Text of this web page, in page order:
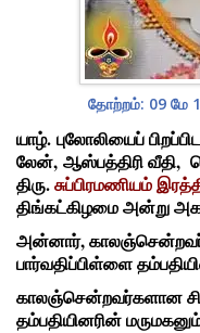
தோற்றம்: 09 மே
யாழ். புலோலியைப்
லேன், ஆஸ்பத்திரி வீதி,
திரு.சுப்பிரமணியம்
திங்கட்கிழமை அன்று
அன்னார்,
பார்வதிப்பிள்ளை
காலஞ்சென்றவர்களான
தம்பதியினரின்